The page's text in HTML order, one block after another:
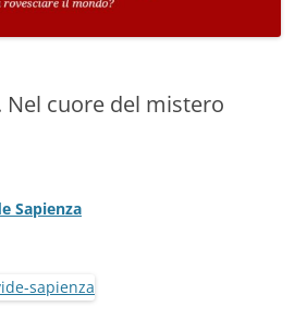
Nel cuore del mistero
Sapienza